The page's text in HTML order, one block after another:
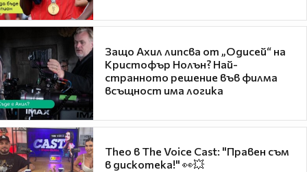
Защо Ахил липсва от „Одисей“ на
Кристофър Нолън? Най-
странното решение във филма
всъщност има логика
Theo в The Voice Cast: "Правен съм
в дискотека!" 👀💥